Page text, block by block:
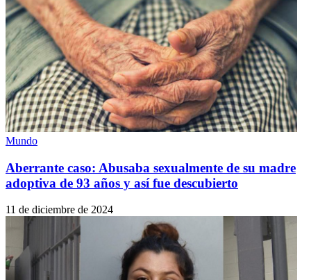
Mundo
Aberrante caso: Abusaba sexualmente de su madre
adoptiva de 93 años y así fue descubierto
11 de diciembre de 2024